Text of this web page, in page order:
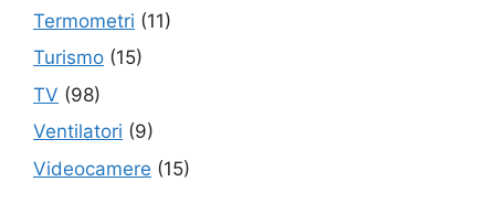
Termometri (11)
Turismo (15)
TV (98)
Ventilatori (9)
Videocamere (15)